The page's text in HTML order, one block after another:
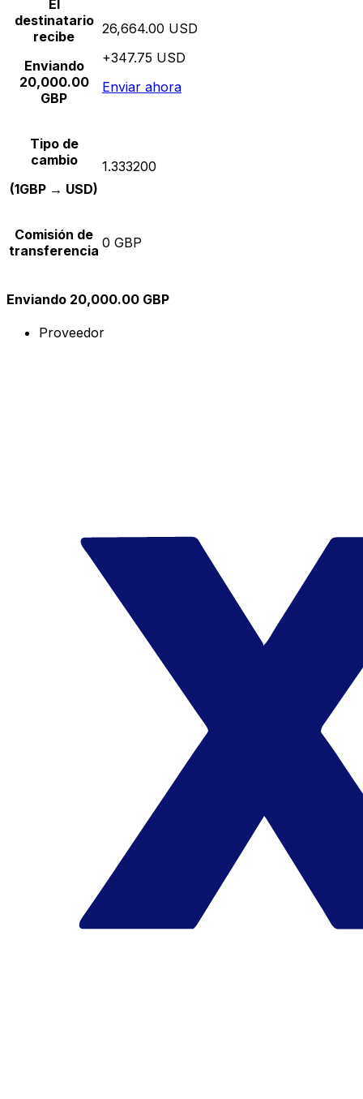
El
destinatario
recibe
Enviando
20,000.00
GBP
26,664.00 USD
+347.75 USD
Enviar ahora
Tipo de
cambio
(1GBP → USD)
1.333200
Comisión de
transferencia 0 GBP
Enviando 20,000.00 GBP
Proveedor